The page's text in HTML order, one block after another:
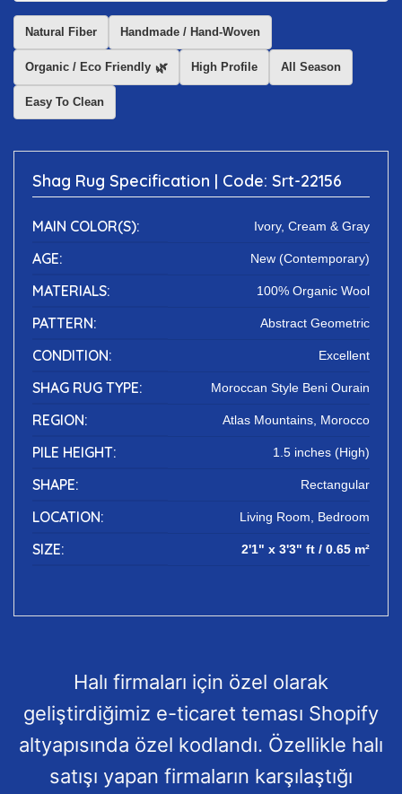
Natural Fiber Handmade / Hand-Woven
Organic / Eco Friendly High Profile All Season
Easy To Clean
Shag Rug Specification | Code: Srt-22156
MAIN COLOR(S): Ivory, Cream & Gray
AGE: New (Contemporary)
MATERIALS: 100% Organic Wool
PATTERN: Abstract Geometric
CONDITION: Excellent
SHAG RUG TYPE: Moroccan Style Beni Ourain
REGION: Atlas Mountains, Morocco
PILE HEIGHT: 1.5 inches (High)
SHAPE: Rectangular
LOCATION: Living Room, Bedroom
SIZE: 2'1" x 3'3" ft / 0.65 m²
Halı firmaları için özel olarak
geliştirdiğimiz e-ticaret teması Shopify
altyapısında özel kodlandı. Özellikle halı
satışı yapan firmaların karşılaştığı